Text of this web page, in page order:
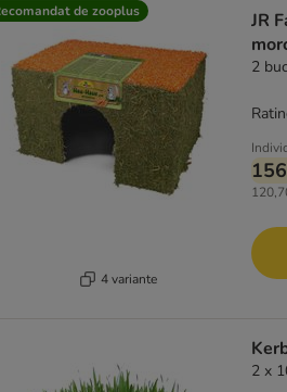
de zooplus
4 variante
JR
2
2 x